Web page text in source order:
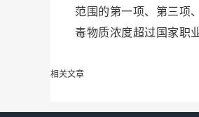
范围的第一项、第三
毒物质浓度超过国家职
相关文章